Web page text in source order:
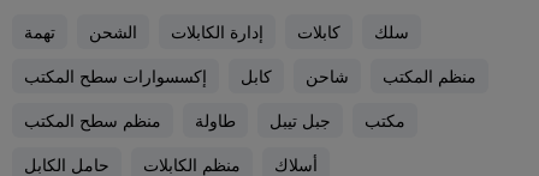
تهمة الشحن إدارة الكابلات كابلات سلك
إكسسوارات سطح المكتب كابل شاحن منظم المكتب
منظم سطح المكتب طاولة جبل تيبل مكتب
حامل الكابل منظم الكابلات أسلاك